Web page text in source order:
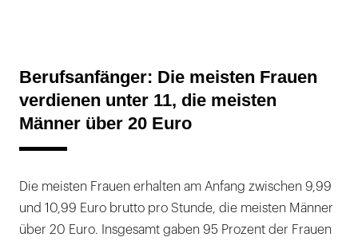
Berufsanfänger: Die meisten Frauen
verdienen unter 11, die meisten
Männer über 20 Euro
Die meisten Frauen erhalten am Anfang zwischen 9,99
und 10,99 Euro brutto pro Stunde, die meisten Männer
über 20 Euro. Insgesamt gaben 95 Prozent der Frauen